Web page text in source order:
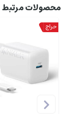
محصولات مرتبط